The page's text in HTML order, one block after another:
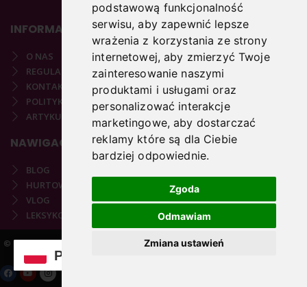
podstawową funkcjonalność
serwisu,aby zapewnić lepsze
wrażenia z korzystania ze strony
internetowej,aby zmierzyć Twoje
zainteresowanie naszymi
produktami i usługami oraz
personalizować interakcje
marketingowe,aby dostarczać
reklamy które są dla Ciebie
bardziej odpowiednie.
Zgoda
Odmawiam
Zmiana ustawień
INFORMACJE
O NAS
REGULAMIN
KONTAKT
POLITYKA PRYWATNOŚCI
ARTYKUŁY PODOLOGICZNE
NAWIGACJA
BLOG
HURTOWNIA
VLOG
LEKSYKON PODOLOGICZNY
© 2021-2025 COPYRIGHT PODOSTORE.PL | REALIZACJA:
PL